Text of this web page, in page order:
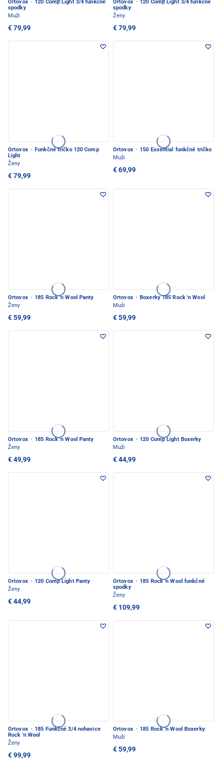
Ortovox · 120 Comp Light 3/4 funkčné
spodky
Muži
€ 79,99
Ortovox · 120 Comp Light 3/4 funkčné
spodky
Ženy
€ 79,99
Ortovox · Funkčné tričko 120 Comp
Light
Ženy
€ 79,99
Ortovox · 150 Essential funkčné tričko
Muži
€ 69,99
Ortovox · 185 Rock 'n Wool Panty
Ženy
€ 59,99
Ortovox · Boxerky 185 Rock 'n Wool
Muži
€ 59,99
Ortovox · 185 Rock 'n Wool Panty
Ženy
€ 49,99
Ortovox · 120 Comp Light Boxerky
Muži
€ 44,99
Ortovox · 120 Comp Light Panty
Ženy
€ 44,99
Ortovox · 185 Rock 'n Wool funkčné
spodky
Ženy
€ 109,99
Ortovox · 185 Funkčné 3/4 nohavice
Rock 'n Wool
Ženy
€ 99,99
Ortovox · 185 Rock 'n Wool Boxerky
Muži
€ 59,99